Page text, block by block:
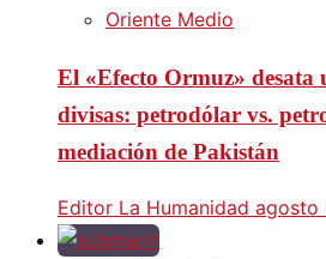
Oriente Medio
El «Efecto Ormuz» desata
divisas: petrodólar vs.
mediación de Pakistán
Editor La Humanidad agosto